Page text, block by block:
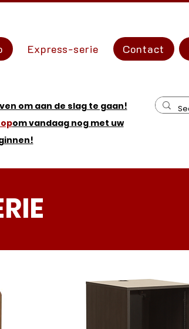
Express-serie Contact
om aan de slag te gaan!
om vandaag nog met uw